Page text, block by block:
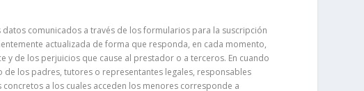
comunicados a través de los formularios para la suscripción
actualizada de forma que responda, en cada momento,
y de los perjuicios que cause al prestador o a terceros. En cuando
los padres, tutores o representantes legales, responsables
a los cuales acceden los menores corresponde a